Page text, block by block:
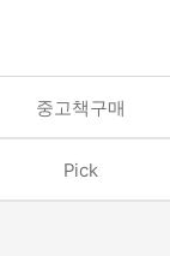
중고책구매
Pick